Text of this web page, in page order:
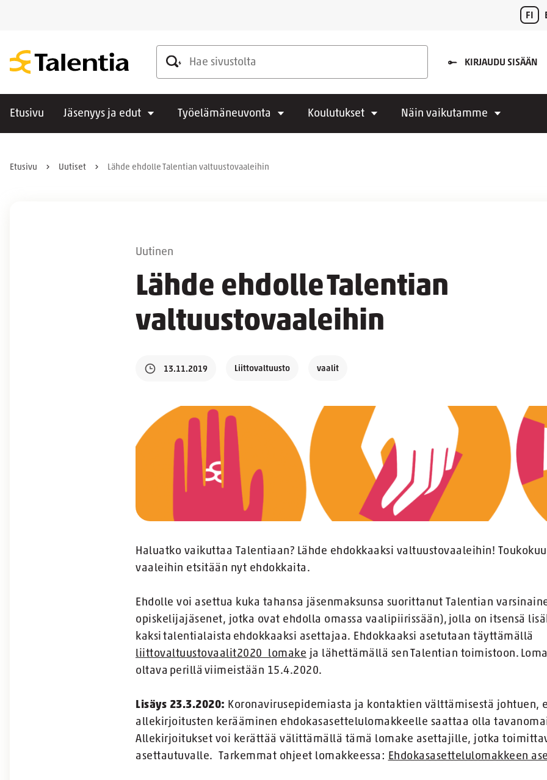
FI
Hae sivustolta
KIRJAUDU SISÄÄN
Etusivu Jäsenyys ja edut Työelämäneuvonta Koulutukset Näin vaikutamme
Etusivu Uutiset Lähde ehdolle Talentian valtuustovaaleihin
Uutinen
Lähde ehdolle Talentian
valtuustovaaleihin
13.11.2019 Liittovaltuusto vaalit
Haluatko vaikuttaa Talentiaan? Lähde ehdokkaaksi valtuustovaaleihin!
vaaleihin etsitään nyt ehdokkaita.
Ehdolle voi asettua kuka tahansa jäsenmaksunsa suorittanut Talentian
opiskelijajäsenet, jotka ovat ehdolla omassa vaalipiirissään), jolla on itsensä
kaksi talentialaista ehdokkaaksi asettajaa. Ehdokkaaksi asetutaan täyttämällä
liittovaltuustovaalit2020_lomake ja lähettämällä sen Talentian toimistoon.
oltava perillä viimeistään 15.4.2020.
Lisäys 23.3.2020: Koronavirusepidemiasta ja kontaktien välttämisestä johtuen,
allekirjoitusten kerääminen ehdokasasettelulomakkeelle saattaa olla
Allekirjoitukset voi kerättää välittämällä tämä lomake asettajille, jotka
asettautuvalle. Tarkemmat ohjeet lomakkeessa: Ehdokasasettelulomakkeen